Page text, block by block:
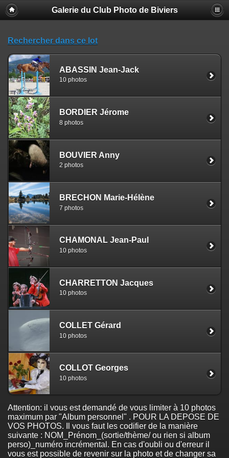
Galerie du Club Photo de Biviers
Rechercher dans ce lot
ABASSIN Jean-Jack
10 photos
BORDIER Jérome
8 photos
BOUVIER Anny
2 photos
BRECHON Marie-Hélène
7 photos
CHAMONAL Jean-Paul
10 photos
CHARRETTON Jacques
10 photos
COLLET Gérard
10 photos
COLLOT Georges
10 photos
Attention: il vous est demandé de vous limiter à 10 photos
maximum par "Album personnel" . POUR LA DEPOSE DE
VOS PHOTOS. Il vous faut les codifier de la manière
suivante : NOM_Prénom_(sortie/thème/ ou rien si album
perso)_numéro incrémental. En cas d'oubli ou d'erreur il
vous est possible de revenir sur la photo et de changer sa